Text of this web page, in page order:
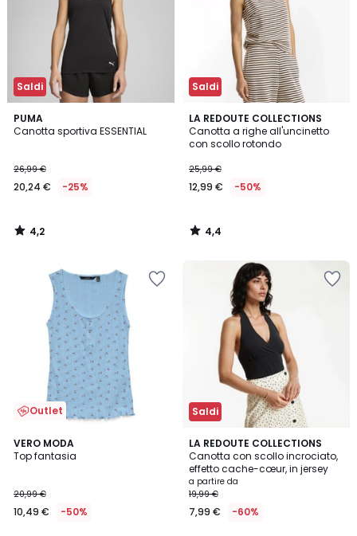
Saldi
PUMA
Canotta sportiva ESSENTIAL
26,99 €
20,24 € -25%
4,2
/ 5
4,2
/
Saldi
LA REDOUTE COLLECTIONS
Canotta a righe all'uncinetto
con scollo rotondo
25,99 €
12,99 € -50%
4,4
/ 5
4,4
/
Outlet
VERO MODA
Top fantasia
20,99 €
10,49 € -50%
3
/
Saldi
LA REDOUTE COLLECTIONS
Canotta con scollo incrociato,
effetto cache-cœur, in jersey
a partire da
19,99 €
7,99 € -60%
2
Colori